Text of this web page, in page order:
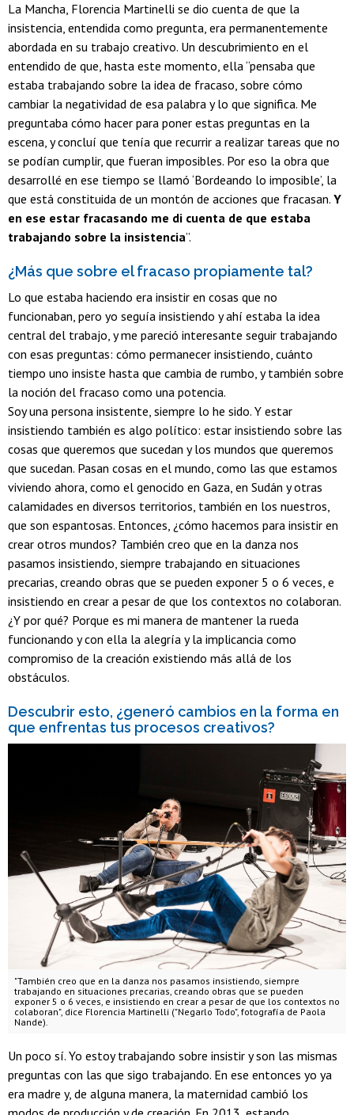
La Mancha, Florencia Martinelli se dio cuenta de que la
insistencia, entendida como pregunta, era permanentemente
abordada en su trabajo creativo. Un descubrimiento en el
entendido de que, hasta este momento, ella “pensaba que
estaba trabajando sobre la idea de fracaso, sobre cómo
cambiar la negatividad de esa palabra y lo que significa. Me
preguntaba cómo hacer para poner estas preguntas en la
escena, y concluí que tenía que recurrir a realizar tareas que no
se podían cumplir, que fueran imposibles. Por eso la obra que
desarrollé en ese tiempo se llamó ‘Bordeando lo imposible’, la
que está constituida de un montón de acciones que fracasan. Y
en ese estar fracasando me di cuenta de que estaba
trabajando sobre la insistencia”.
¿Más que sobre el fracaso propiamente tal?
Lo que estaba haciendo era insistir en cosas que no
funcionaban, pero yo seguía insistiendo y ahí estaba la idea
central del trabajo, y me pareció interesante seguir trabajando
con esas preguntas: cómo permanecer insistiendo, cuánto
tiempo uno insiste hasta que cambia de rumbo, y también sobre
la noción del fracaso como una potencia.
Soy una persona insistente, siempre lo he sido. Y estar
insistiendo también es algo político: estar insistiendo sobre las
cosas que queremos que sucedan y los mundos que queremos
que sucedan. Pasan cosas en el mundo, como las que estamos
viviendo ahora, como el genocido en Gaza, en Sudán y otras
calamidades en diversos territorios, también en los nuestros,
que son espantosas. Entonces, ¿cómo hacemos para insistir en
crear otros mundos? También creo que en la danza nos
pasamos insistiendo, siempre trabajando en situaciones
precarias, creando obras que se pueden exponer 5 o 6 veces, e
insistiendo en crear a pesar de que los contextos no colaboran.
¿Y por qué? Porque es mi manera de mantener la rueda
funcionando y con ella la alegría y la implicancia como
compromiso de la creación existiendo más allá de los
obstáculos.
Descubrir esto, ¿generó cambios en la forma en
que enfrentas tus procesos creativos?
"También creo que en la danza nos pasamos insistiendo, siempre
trabajando en situaciones precarias, creando obras que se pueden
exponer 5 o 6 veces, e insistiendo en crear a pesar de que los contextos no
colaboran", dice Florencia Martinelli ("Negarlo Todo", fotografía de Paola
Nande).
Un poco sí. Yo estoy trabajando sobre insistir y son las mismas
preguntas con las que sigo trabajando. En ese entonces yo ya
era madre y, de alguna manera, la maternidad cambió los